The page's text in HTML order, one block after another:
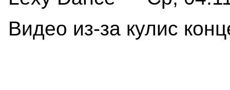
Видео из-за кулис